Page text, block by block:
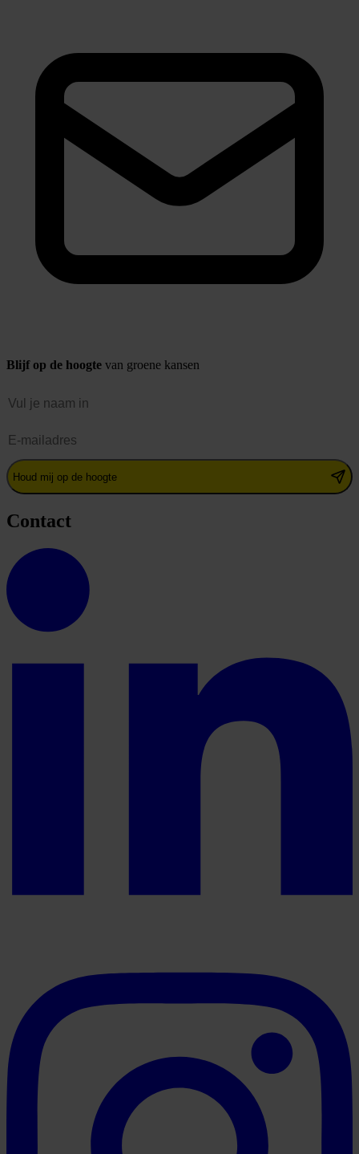
Blijf op de hoogte van groene kansen
Houd mij op de hoogte
Contact